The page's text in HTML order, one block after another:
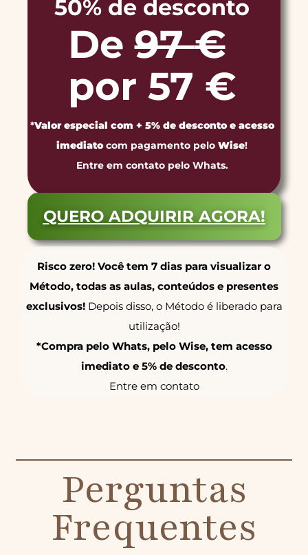
50% de desconto
De97€
por 57 €
*Valor especial com + 5% de desconto e acesso
imediatocom pagamento pelo Wise!
Entre em contato pelo Whats.
QUERO ADQUIRIR AGORA!
Risco zero! Você tem 7 dias para visualizar o
Método, todas as aulas, conteúdos e presentes
exclusivos!Depois disso, o Método é liberado para
utilização!
*Compra pelo Whats, pelo Wise, tem acesso
imediato e 5% de desconto.
Entre em contato
Perguntas
Frequentes